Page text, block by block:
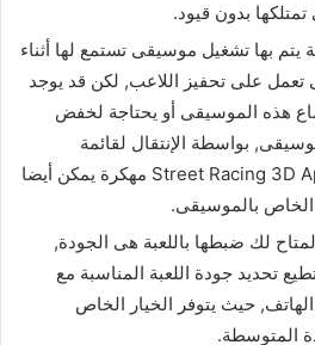
تمتلكها بدون قيود.
يتم بها تشغيل موسيقى تستمع لها أثناء
تعمل على تحفيز اللاعب, لكن قد يوجد
هذه الموسيقى أو يحتاجة لخفض
بواسطة الإنتقال لقائمة
إعدادات لعبة Street Racing 3D Apk Mod مهكرة يمكن أيضا
بالموسيقى.
لك ضبطها باللعبة هى الجودة,
تحديد جودة اللعبة المناسبة مع
الهاتف, حيث يتوفر الخيار الخاص
المتوسطة.